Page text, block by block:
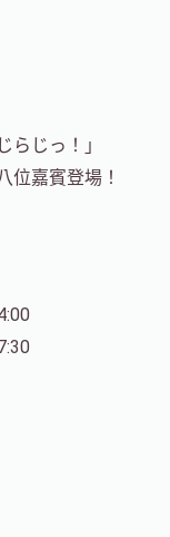
じっ！」
位嘉賓登場！